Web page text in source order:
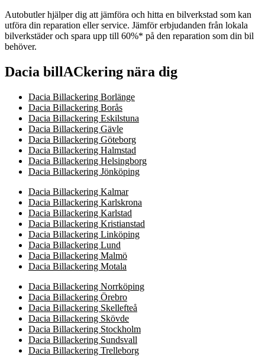
Autobutler hjälper dig att jämföra och hitta en bilverkstad som kan
utföra din reparation eller service. Jämför erbjudanden från lokala
bilverkstäder och spara upp till 60%* på den reparation som din bil
behöver.
Dacia billACkering nära dig
Dacia Billackering Borlänge
Dacia Billackering Borås
Dacia Billackering Eskilstuna
Dacia Billackering Gävle
Dacia Billackering Göteborg
Dacia Billackering Halmstad
Dacia Billackering Helsingborg
Dacia Billackering Jönköping
Dacia Billackering Kalmar
Dacia Billackering Karlskrona
Dacia Billackering Karlstad
Dacia Billackering Kristianstad
Dacia Billackering Linköping
Dacia Billackering Lund
Dacia Billackering Malmö
Dacia Billackering Motala
Dacia Billackering Norrköping
Dacia Billackering Örebro
Dacia Billackering Skellefteå
Dacia Billackering Skövde
Dacia Billackering Stockholm
Dacia Billackering Sundsvall
Dacia Billackering Trelleborg